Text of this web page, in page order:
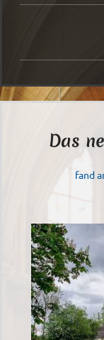
Das
fand